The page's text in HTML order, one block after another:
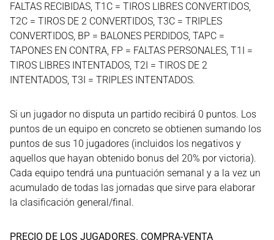
FALTAS RECIBIDAS, T1C = TIROS LIBRES CONVERTIDOS,
T2C = TIROS DE 2 CONVERTIDOS, T3C = TRIPLES
CONVERTIDOS, BP = BALONES PERDIDOS, TAPC =
TAPONES EN CONTRA, FP = FALTAS PERSONALES, T1I =
TIROS LIBRES INTENTADOS, T2I = TIROS DE 2
INTENTADOS, T3I = TRIPLES INTENTADOS.
Si un jugador no disputa un partido recibirá 0 puntos. Los
puntos de un equipo en concreto se obtienen sumando los
puntos de sus 10 jugadores (incluidos los negativos y
aquellos que hayan obtenido bonus del 20% por victoria).
Cada equipo tendrá una puntuación semanal y a la vez un
acumulado de todas las jornadas que sirve para elaborar
la clasificación general/final.
PRECIO DE LOS JUGADORES. COMPRA-VENTA